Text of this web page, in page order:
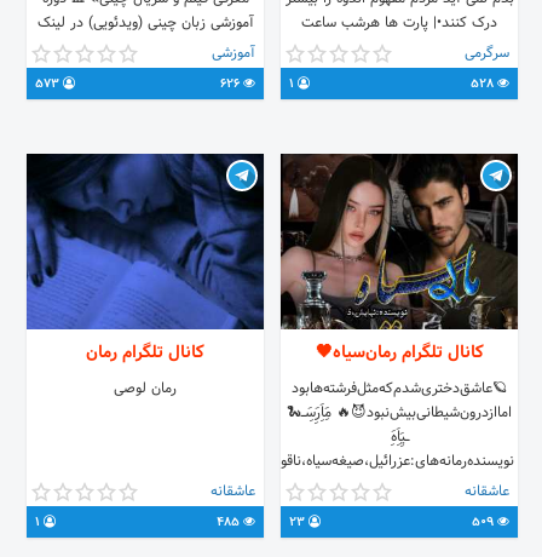
درک کنند•| پارت ها هرشب ساعت
۸_۱۰در کانال گذاشته میشه
سرگرمی
آموزشی زبان چینی (ویدئویی) در لینک
زیر:👇🏻 irlanguage.com/static-
182.html#First 📩 ارتباط با ما :
@mimhpn
آموزشی
کانال تلگرام رمان‌سیاه🖤
🪐عاشق‌دختری‌شدم‌که‌مثل‌فرشته‌ها‌بود
اماازدرون‌شیطانی‌بیش‌نبود😈🔥 مَِاَِرَِسَِـــ🐍
ـــیَِاَِهَِ
نویسنده‌رمانه‌های:عزرائیل،صیغه‌سیاه،ناقوس‌‌مرگ‌،
بیمارقلبم،جهنم،و.... کــ⛷
ــپی‌پیگردقانونی‌دارد⚠️ لینک‌اینستاگرام
👈🏻:https://instagram.com/novel._.neaysh86
عاشقانه
کانال تلگرام رمان
رمان لوصی
عاشقانه